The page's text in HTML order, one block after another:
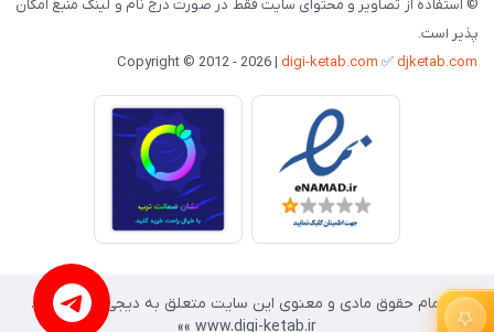
© استفاده از تصاویر و محتوای سایت فقط در صورت درج نام و لینک منبع امکان
پذیر است.
digi-ketab.com ✅djketab.com
«« تمام حقوق مادی و معنوی این سایت متعلق به دیجی کتاب است.
www.digi-ketab.ir »»